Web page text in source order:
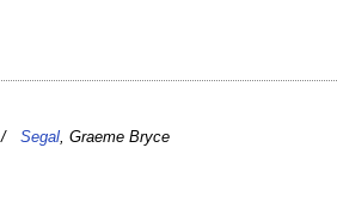
/Segal , Graeme Bryce